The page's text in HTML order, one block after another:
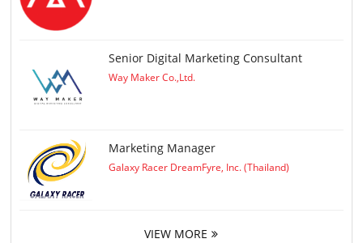
Senior Digital Marketing Consultant
Way Maker Co.,Ltd.
Marketing Manager
Galaxy Racer DreamFyre, Inc. (Thailand)
VIEW MORE